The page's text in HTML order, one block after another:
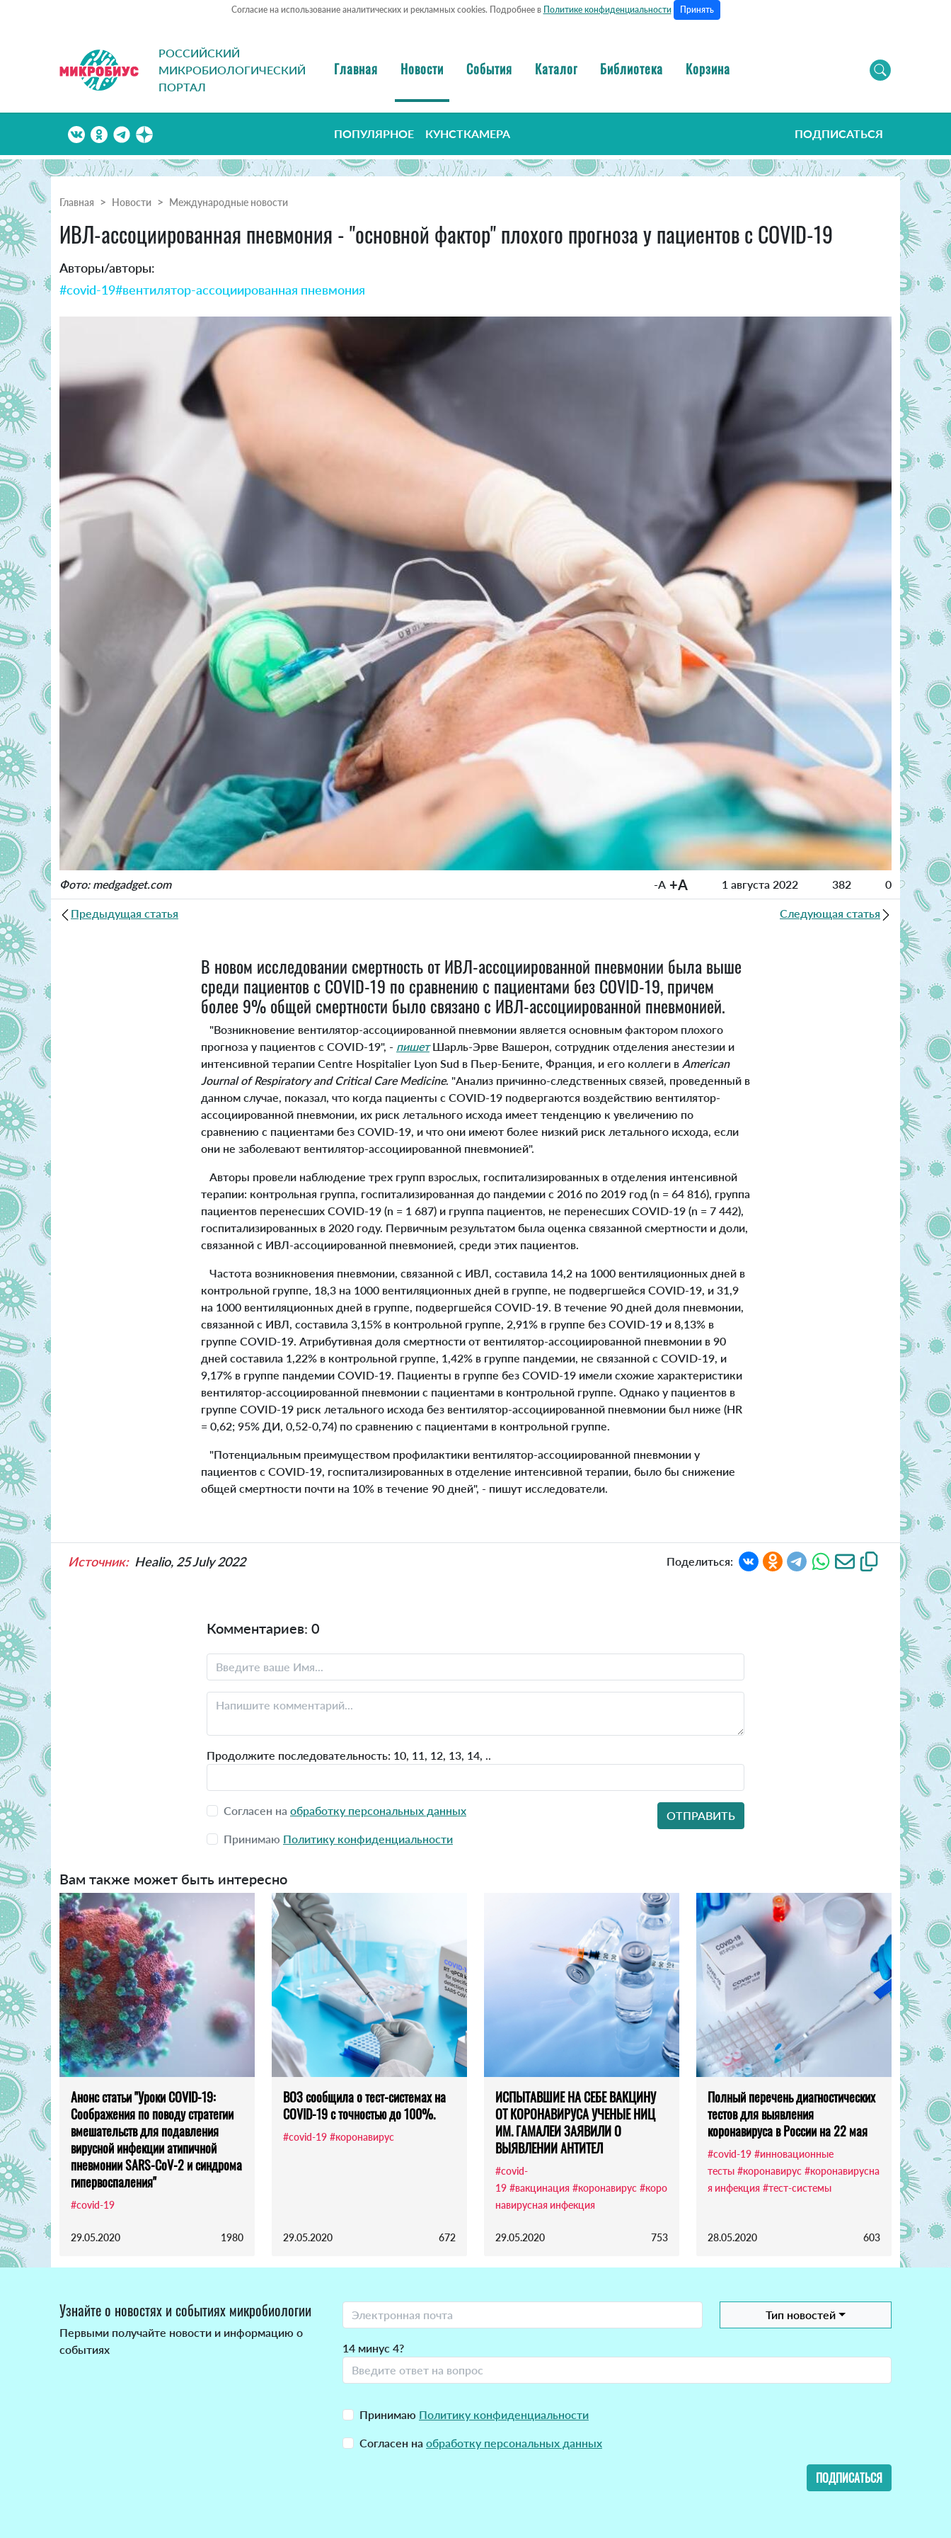
Согласие на использование аналитических и рекламных cookies. Подробнее в Политике конфиденциальности Принять
РОССИЙСКИЙ
МИКРОБИОЛОГИЧЕСКИЙ
ПОРТАЛ
Главная Новости События Каталог Библиотека Корзина
ПОПУЛЯРНОЕ КУНСТКАМЕРА ПОДПИСАТЬСЯ
Главная Новости Международные новости
ИВЛ-ассоциированная пневмония - "основной фактор" плохого прогноза у пациентов с COVID-19
Авторы/авторы:
#covid-19#вентилятор-ассоциированная пневмония
Фото: medgadget.com -A +A 1 августа 2022 382 0
Предыдущая статья Следующая статья
В новом исследовании смертность от ИВЛ-ассоциированной пневмонии была выше
среди пациентов с COVID-19 по сравнению с пациентами без COVID-19, причем
более 9% общей смертности было связано с ИВЛ-ассоциированной пневмонией.
"Возникновение вентилятор-ассоциированной пневмонии является основным фактором плохого
прогноза у пациентов с COVID-19", - пишетШарль-Эрве Вашерон, сотрудник отделения анестезии и
интенсивной терапии Centre Hospitalier Lyon Sud в Пьер-Бените, Франция, и его коллеги в American
Journal of Respiratory and Critical Care Medicine. "Анализ причинно-следственных связей, проведенный в
данном случае, показал, что когда пациенты с COVID-19 подвергаются воздействию вентилятор-
ассоциированной пневмонии, их риск летального исхода имеет тенденцию к увеличению по
сравнению с пациентами без COVID-19, и что они имеют более низкий риск летального исхода, если
они не заболевают вентилятор-ассоциированной пневмонией".
Авторы провели наблюдение трех групп взрослых, госпитализированных в отделения интенсивной
терапии: контрольная группа, госпитализированная до пандемии с 2016 по 2019 год (n = 64 816), группа
пациентов перенесших COVID-19 (n = 1 687) и группа пациентов, не перенесших COVID-19 (n = 7 442),
госпитализированных в 2020 году. Первичным результатом была оценка связанной смертности и доли,
связанной с ИВЛ-ассоциированной пневмонией, среди этих пациентов.
Частота возникновения пневмонии, связанной с ИВЛ, составила 14,2 на 1000 вентиляционных дней в
контрольной группе, 18,3 на 1000 вентиляционных дней в группе, не подвергшейся COVID-19, и 31,9
на 1000 вентиляционных дней в группе, подвергшейся COVID-19. В течение 90 дней доля пневмонии,
связанной с ИВЛ, составила 3,15% в контрольной группе, 2,91% в группе без COVID-19 и 8,13% в
группе COVID-19. Атрибутивная доля смертности от вентилятор-ассоциированной пневмонии в 90
дней составила 1,22% в контрольной группе, 1,42% в группе пандемии, не связанной с COVID-19, и
9,17% в группе пандемии COVID-19. Пациенты в группе без COVID-19 имели схожие характеристики
вентилятор-ассоциированной пневмонии с пациентами в контрольной группе. Однако у пациентов в
группе COVID-19 риск летального исхода без вентилятор-ассоциированной пневмонии был ниже (HR
= 0,62; 95% ДИ, 0,52-0,74) по сравнению с пациентами в контрольной группе.
"Потенциальным преимуществом профилактики вентилятор-ассоциированной пневмонии у
пациентов с COVID-19, госпитализированных в отделение интенсивной терапии, было бы снижение
общей смертности почти на 10% в течение 90 дней", - пишут исследователи.
Источник: Healio, 25 July 2022 Поделиться:
Комментариев: 0
Продолжите последовательность: 10, 11, 12, 13, 14, ..
Согласен на обработку персональных данных
Принимаю Политику конфиденциальности
Вам также может быть интересно
Анонс статьи "Уроки COVID-19:
Соображения по поводу стратегии
вмешательств для подавления
вирусной инфекции атипичной
пневмонии SARS-CoV-2 и синдрома
гипервоспаления"
#covid-19
29.05.2020 1980
ВОЗ сообщила о тест-системах на
COVID-19 с точностью до 100%.
#covid-19 #коронавирус
29.05.2020 672
ИСПЫТАВШИЕ НА СЕБЕ ВАКЦИНУ
ОТ КОРОНАВИРУСА УЧЕНЫЕ НИЦ
ИМ. ГАМАЛЕИ ЗАЯВИЛИ О
ВЫЯВЛЕНИИ АНТИТЕЛ
#covid-
19 #вакцинация #коронавирус #коро
навирусная инфекция
29.05.2020 753
Полный перечень диагностических
тестов для выявления
коронавируса в России на 22 мая
#covid-19 #инновационные
тесты #коронавирус #коронавирусна
я инфекция #тест-системы
28.05.2020 603
Узнайте о новостях и событиях микробиологии
Первыми получайте новости и информацию о
событиях
Тип новостей
14 минус 4?
Принимаю Политику конфиденциальности
Согласен на обработку персональных данных
ПОДПИСАТЬСЯ